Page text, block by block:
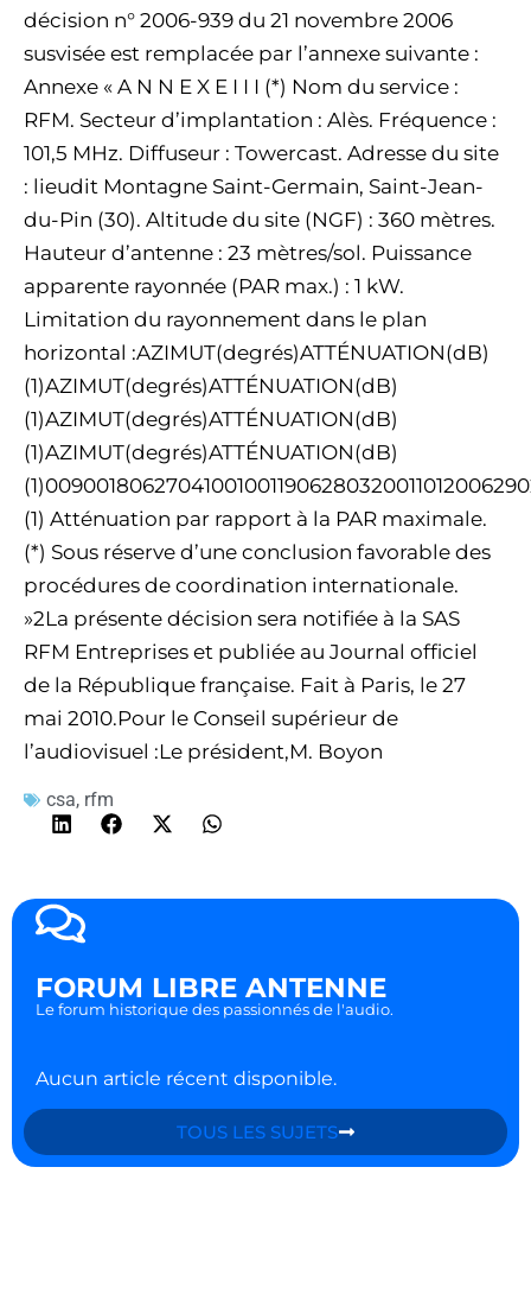
décision n° 2006-939 du 21 novembre 2006
susvisée est remplacée par l’annexe suivante :
Annexe « A N N E X E I I I (*) Nom du service :
RFM. Secteur d’implantation : Alès. Fréquence :
101,5 MHz. Diffuseur : Towercast. Adresse du site
: lieudit Montagne Saint-Germain, Saint-Jean-
du-Pin (30). Altitude du site (NGF) : 360 mètres.
Hauteur d’antenne : 23 mètres/sol. Puissance
apparente rayonnée (PAR max.) : 1 kW.
Limitation du rayonnement dans le plan
horizontal :AZIMUT(degrés)ATTÉNUATION(dB)
(1)AZIMUT(degrés)ATTÉNUATION(dB)
(1)AZIMUT(degrés)ATTÉNUATION(dB)
(1)AZIMUT(degrés)ATTÉNUATION(dB)
(1) Atténuation par rapport à la PAR maximale.
(*) Sous réserve d’une conclusion favorable des
procédures de coordination internationale.
»2La présente décision sera notifiée à la SAS
RFM Entreprises et publiée au Journal officiel
de la République française. Fait à Paris, le 27
mai 2010.Pour le Conseil supérieur de
l’audiovisuel :Le président,M. Boyon
csa, rfm
FORUM LIBRE ANTENNE
Le forum historique des passionnés de l'audio.
Aucun article récent disponible.
TOUS LES SUJETS